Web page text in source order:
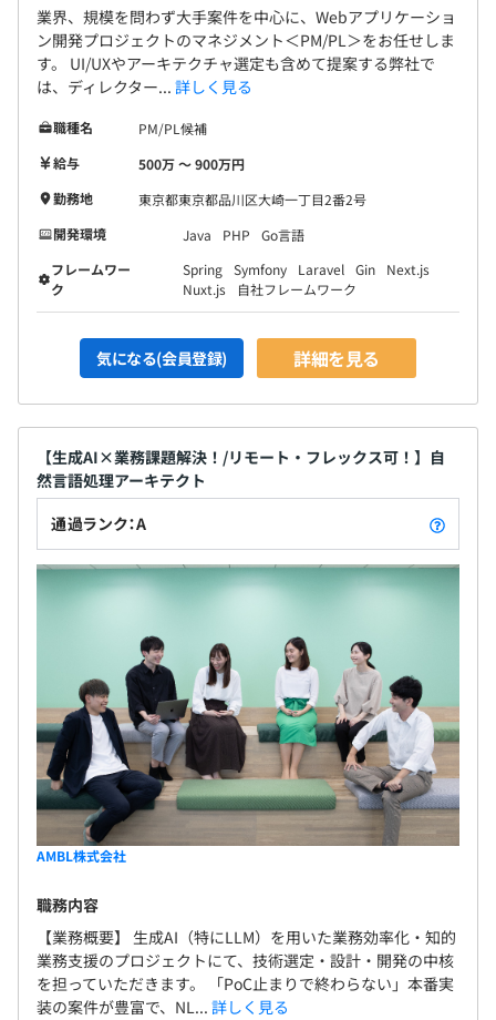
業界、規模を問わず大手案件を中心に、Webアプリケーショ
ン開発プロジェクトのマネジメント＜PM/PL＞をお任せしま
す。 UI/UXやアーキテクチャ選定も含めて提案する弊社で
は、ディレクター... 詳しく見る
職種名
PM/PL候補
給与
500万 〜 900万円
勤務地
東京都東京都品川区大崎一丁目2番2号
開発環境
Java PHP
Go言語
フレームワー
ク
Spring Symfony Laravel Gin
Next.js
Nuxt.js
自社フレームワーク
気になる(会員登録) 詳細を見る
【生成AI×業務課題解決！/リモート・フレックス可！】自
然言語処理アーキテクト
通過ランク：A
AMBL株式会社
職務内容
【業務概要】 生成AI（特にLLM）を用いた業務効率化・知的
業務支援のプロジェクトにて、技術選定・設計・開発の中核
を担っていただきます。 「PoC止まりで終わらない」本番実
装の案件が豊富で、NL... 詳しく見る